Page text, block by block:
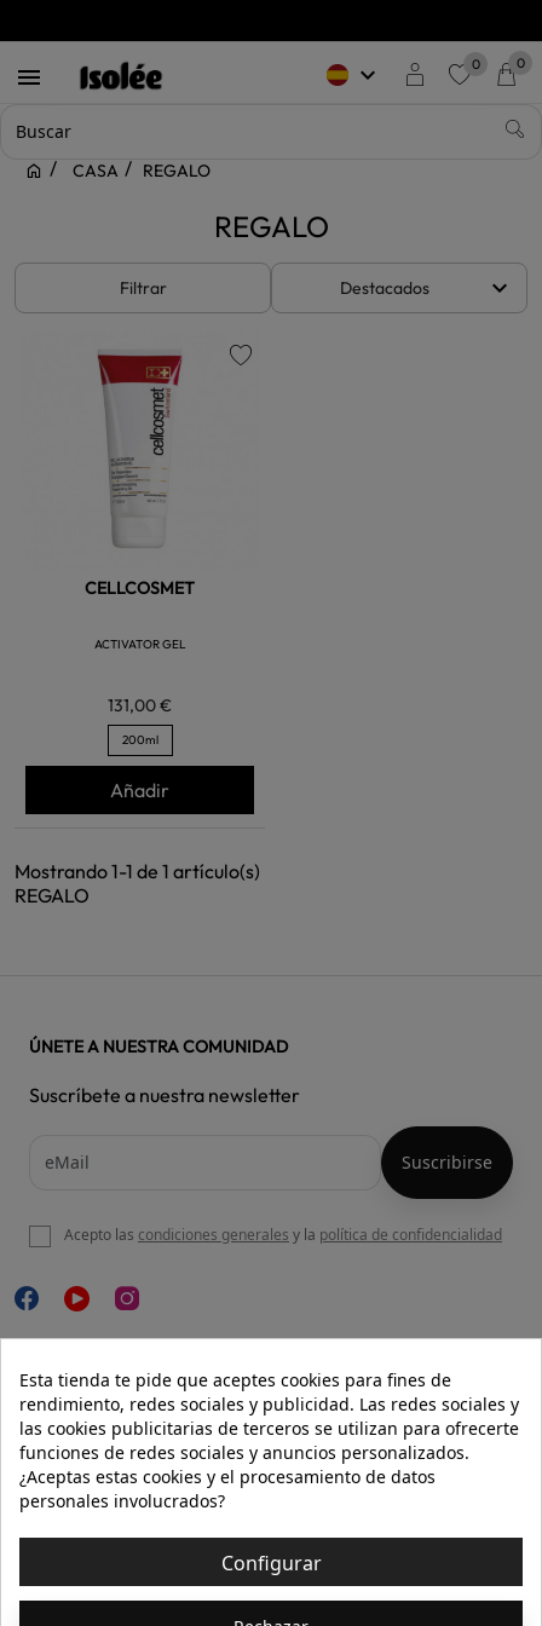
 keyboard_arrow_down 0 0
CASA REGALO
REGALO
Filtrar Destacados keyboard_arrow_down
CELLCOSMET
ACTIVATOR GEL
131,00 €
200ml
Añadir
Mostrando 1-1 de 1 artículo(s)
REGALO
NUESTRA WEB
AYUDA
INFORMACIÓN 
ÚNETE A NUESTRA COMUNIDAD
Suscríbete a nuestra newsletter
Acepto las condiciones generales y la política de confidencialidad
Esta tienda te pide que aceptes cookies para fines de
rendimiento, redes sociales y publicidad. Las redes sociales y
las cookies publicitarias de terceros se utilizan para ofrecerte
funciones de redes sociales y anuncios personalizados.
¿Aceptas estas cookies y el procesamiento de datos
personales involucrados?
Configurar